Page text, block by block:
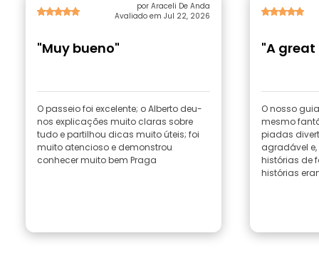
por Araceli De Anda
Avaliado em Jul 22, 2026
"Muy bueno"
O passeio foi excelente; o Alberto deu-
nos explicações muito claras sobre
tudo e partilhou dicas muito úteis; foi
muito atencioso e demonstrou
conhecer muito bem Praga
"A
O nosso
mesmo
piadas
agradável
histórias de
histórias